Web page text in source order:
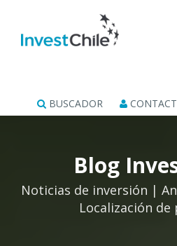
BUSCADOR
Blog
Noticias de inversión |
Localización de